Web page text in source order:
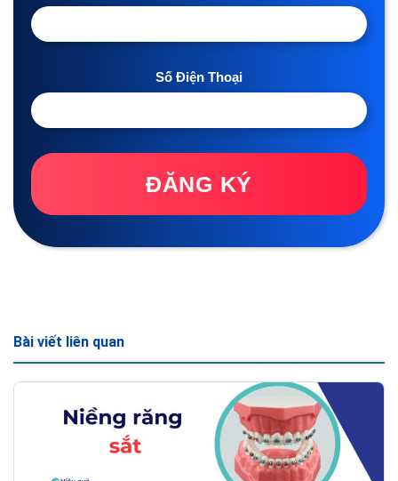
Số Điện Thoại
ĐĂNG KÝ
Bài viết liên quan